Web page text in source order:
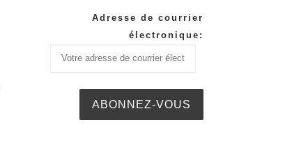
Adresse de courrier
électronique: